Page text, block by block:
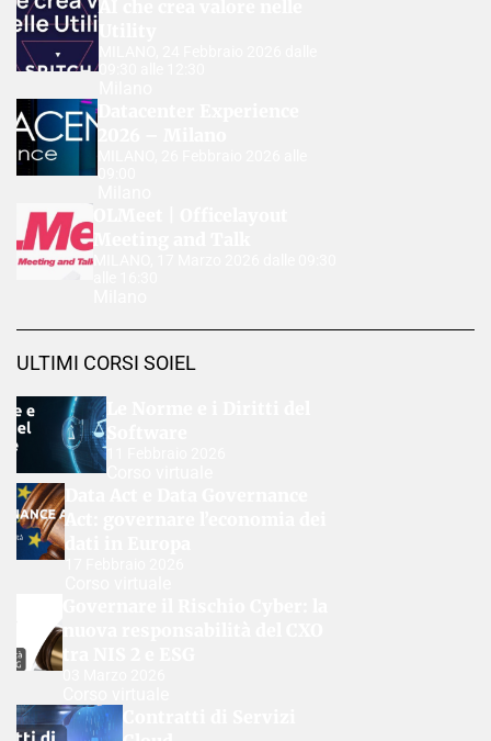
Datacenter Experience
2026 – Milano
09:00
ULTIMI CORSI SOIEL
Data Act e Data Governance
Act: governare l’economia dei
dati in Europa
17 Febbraio 2026